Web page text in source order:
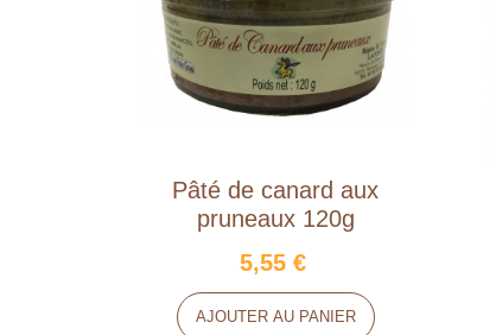
Pâté de canard aux
pruneaux 120g
5,55 €
AJOUTER AU PANIER